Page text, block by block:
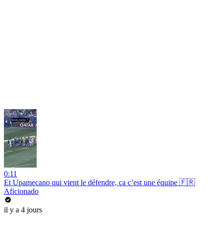
0:11
Et Upamecano qui vient le défendre, ça c’est une équipe 🇫🇷
Aficionado
il y a 4 jours